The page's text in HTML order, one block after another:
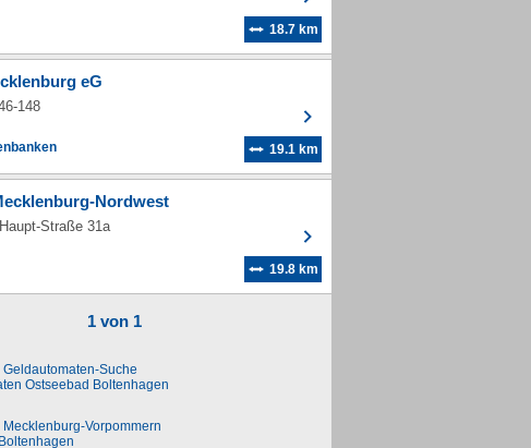
18.7 km
eG
148
19.1 km
Nordwest
Straße 31a
19.8 km
1 von 1
Geldautomaten-Suche
Ostseebad Boltenhagen
Mecklenburg-Vorpommern